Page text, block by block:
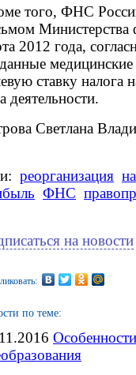
того, ФНС
2012 года,
ставку налога
деятельности.
Светлана
реорганизация
ФНС
на новости
по теме: